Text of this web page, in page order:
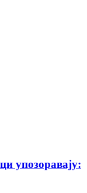
упозоравају: